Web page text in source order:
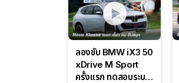
ลองขับ BMW iX3 50
xDrive M Sport
ครั้งแรก ทดสอบระบบ